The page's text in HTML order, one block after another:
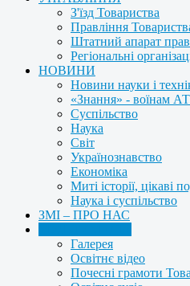
З'їзд Товариства
Правління
Штатний апарат
Регіональні
НОВИНИ
Новини науки і
«Знання» - воїнам
Суспільство
Наука
Світ
Українознавство
Економіка
Миті історії, цікаві
Наука і суспільство
ЗМІ – ПРО НАС
Галерея
Освітнє відео
Почесні грамоти